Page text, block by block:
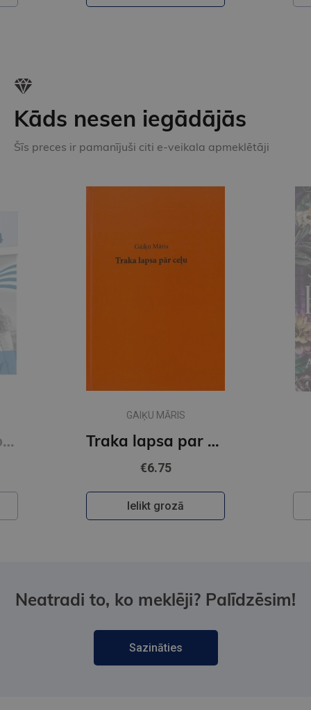
Kāds nesen iegādājās
Šīs preces ir pamanījuši citi e-veikala apmeklētāji
Harmonize 4 Workbook
GAIĶU MĀRIS
Traka lapsa par ceļu
€6.75
Ielikt grozā
Neatradi to, ko meklēji? Palīdzēsim!
Sazināties